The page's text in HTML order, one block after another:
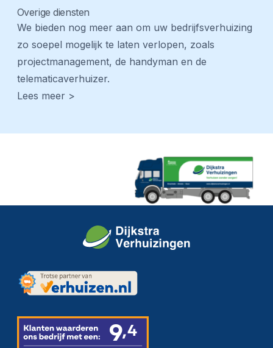
Overige diensten
We bieden nog meer aan om uw bedrijfsverhuizing
zo soepel mogelijk te laten verlopen, zoals
projectmanagement, de handyman en de
telematicaverhuizer.
Lees meer >